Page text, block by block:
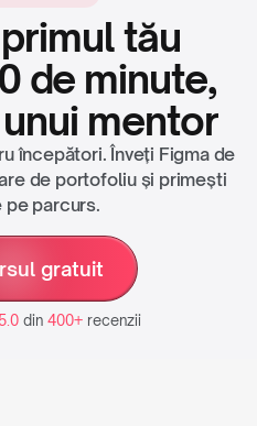
tău
de minute,
mentor
începători. Înveți Figma de
de portofoliu și primești
pe parcurs.
gratuit
5.0din 400+recenzii